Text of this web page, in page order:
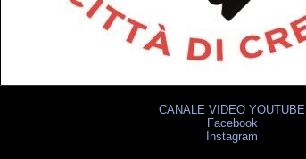
CANALE VIDEO YOUTUBE
Facebook
Instagram